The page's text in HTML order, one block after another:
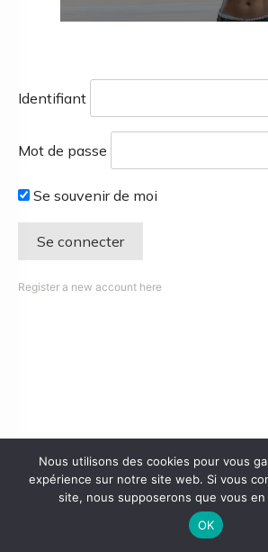
Identifiant
Mot de passe
Se souvenir de moi
Register a new account here
Nous utilisons des cookies pour vous
expérience sur notre site web. Si vous
site, nous supposerons que vous
OK